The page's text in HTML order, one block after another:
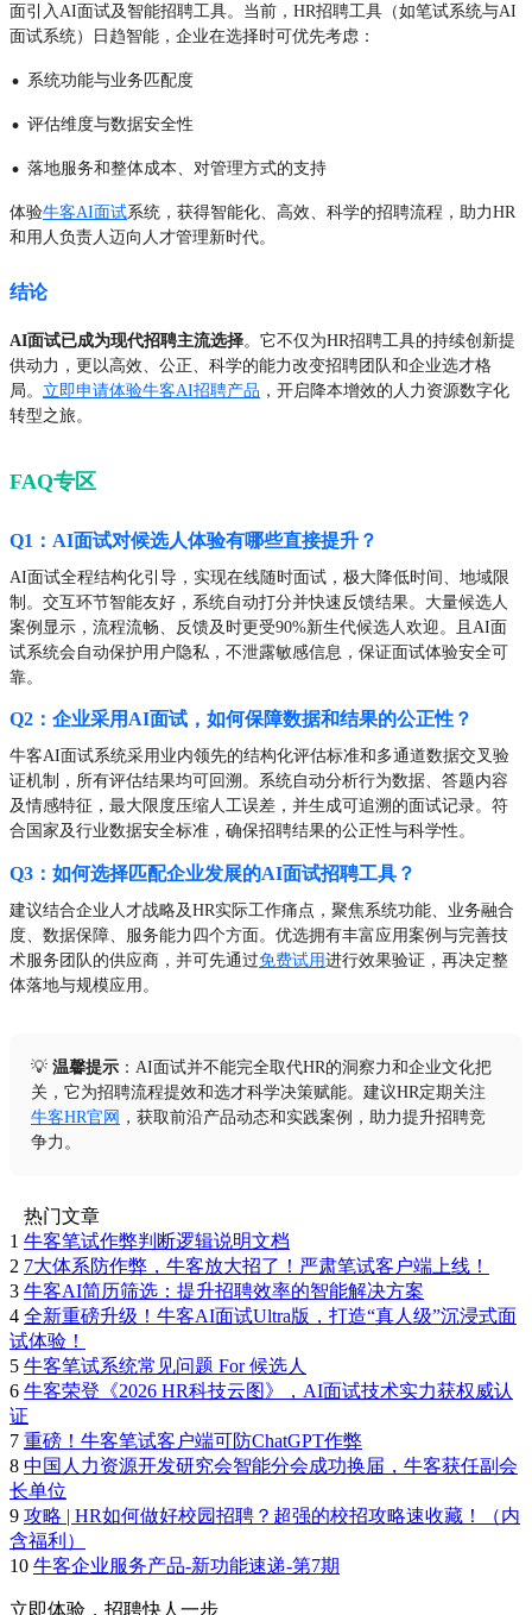
面引入AI面试及智能招聘工具。当前，HR招聘工具（如笔试系统与AI
面试系统）日趋智能，企业在选择时可优先考虑：
· 系统功能与业务匹配度
· 评估维度与数据安全性
· 落地服务和整体成本、对管理方式的支持
体验牛客AI面试系统，获得智能化、高效、科学的招聘流程，助力HR
和用人负责人迈向人才管理新时代。
结论
AI面试已成为现代招聘主流选择。它不仅为HR招聘工具的持续创新提
供动力，更以高效、公正、科学的能力改变招聘团队和企业选才格
局。 立即申请体验牛客AI招聘产品 ，开启降本增效的人力资源数字化
转型之旅。
FAQ专区
Q1：AI面试对候选人体验有哪些直接提升？
AI面试全程结构化引导，实现在线随时面试，极大降低时间、地域限
制。交互环节智能友好，系统自动打分并快速反馈结果。大量候选人
案例显示，流程流畅、反馈及时更受90%新生代候选人欢迎。且AI面
试系统会自动保护用户隐私，不泄露敏感信息，保证面试体验安全可
靠。
Q2：企业采用AI面试，如何保障数据和结果的公正性？
牛客AI面试系统采用业内领先的结构化评估标准和多通道数据交叉验
证机制，所有评估结果均可回溯。系统自动分析行为数据、答题内容
及情感特征，最大限度压缩人工误差，并生成可追溯的面试记录。符
合国家及行业数据安全标准，确保招聘结果的公正性与科学性。
Q3：如何选择匹配企业发展的AI面试招聘工具？
建议结合企业人才战略及HR实际工作痛点，聚焦系统功能、业务融合
度、数据保障、服务能力四个方面。优选拥有丰富应用案例与完善技
术服务团队的供应商，并可先通过免费试用进行效果验证，再决定整
体落地与规模应用。
💡 温馨提示 ：AI面试并不能完全取代HR的洞察力和企业文化把
关，它为招聘流程提效和选才科学决策赋能。建议HR定期关注
牛客HR官网 ，获取前沿产品动态和实践案例，助力提升招聘竞
争力。
热门文章
1 牛客笔试作弊判断逻辑说明文档
2 7大体系防作弊，牛客放大招了！严肃笔试客户端上线！
3 牛客AI简历筛选：提升招聘效率的智能解决方案
4 全新重磅升级！牛客AI面试Ultra版，打造“真人级”沉浸式面
试体验！
5 牛客笔试系统常见问题 For 候选人
6 牛客荣登《2026 HR科技云图》，AI面试技术实力获权威认
证
7 重磅！牛客笔试客户端可防ChatGPT作弊
8 中国人力资源开发研究会智能分会成功换届，牛客获任副会
长单位
9 攻略 | HR如何做好校园招聘？超强的校招攻略速收藏！（内
含福利）
10 牛客企业服务产品-新功能速递-第7期
立即体验，招聘快人一步